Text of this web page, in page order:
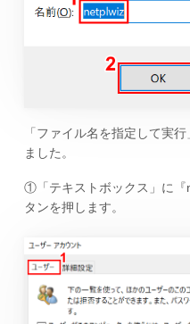
「ファイル名を指定して実
ました。
①「テキストボックス」に
タンを押します。